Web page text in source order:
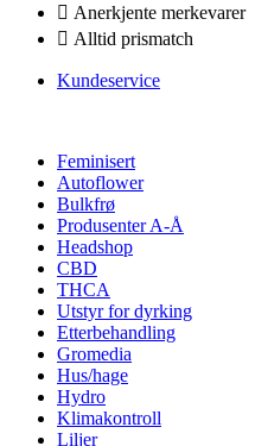
Anerkjente merkevarer
Alltid prismatch
Kundeservice
Feminisert
Autoflower
Bulkfrø
Produsenter A-Å
Headshop
CBD
THCA
Utstyr for dyrking
Etterbehandling
Gromedia
Hus/hage
Hydro
Klimakontroll
Liljer